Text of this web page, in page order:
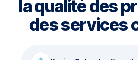
la qualité des
des services